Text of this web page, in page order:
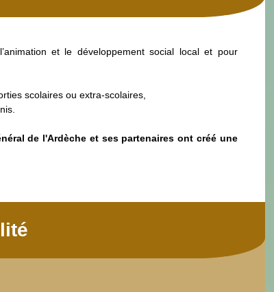
et le développement social local et pour
scolaires ou extra-scolaires,
de l'Ardèche et ses partenaires ont créé une